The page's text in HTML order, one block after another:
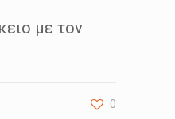
με τον
0